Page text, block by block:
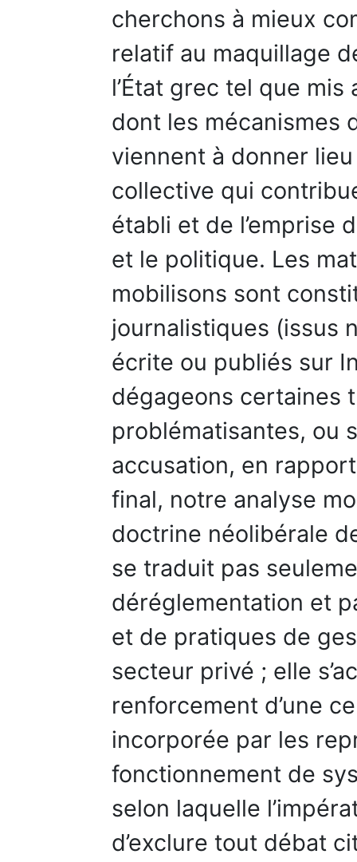
cherchons à mieux
relatif au maquillage
l’État grec tel que
dont les mécanismes
viennent à donner
collective qui
établi et de l’emprise
et le politique. Les
mobilisons sont
journalistiques (issus
écrite ou publiés sur
dégageons certaines
problématisantes, ou
accusation, en
final, notre analyse
doctrine néolibérale
se traduit pas
déréglementation et
et de pratiques de
secteur privé ; elle
renforcement d’une
incorporée par les
fonctionnement de
selon laquelle
d’exclure tout débat